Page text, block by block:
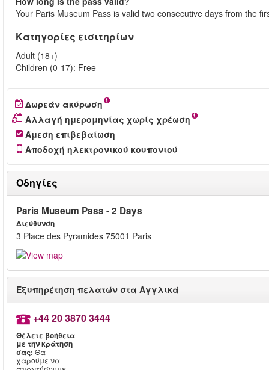
Your Paris Museum Pass is valid two consecutive days from the
Κατηγορίες εισιτηρίων
Adult (18+)
Children (0-17): Free
Δωρεάν ακύρωση
Αλλαγή ημερομηνίας χωρίς χρέωση
Άμεση επιβεβαίωση
Αποδοχή ηλεκτρονικού κουπονιού
Οδηγίες
Paris Museum Pass - 2 Days
Διεύθυνση
3 Place des Pyramides 75001 Paris
Εξυπηρέτηση πελατών στα Αγγλικά
+44 20 3870 3444
Θέλετε βοήθεια
με την κράτηση
σας; Θα
χαρούμε να